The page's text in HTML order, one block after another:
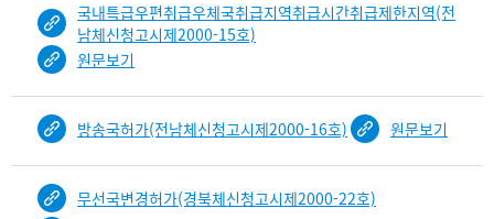
국내특급우편취급우체국취급지역취급시간취급제한지역(전
남체신청고시제2000-15호)
원문보기
방송국허가(전남체신청고시제2000-16호) 원문보기
무선국변경허가(경북체신청고시제2000-22호)